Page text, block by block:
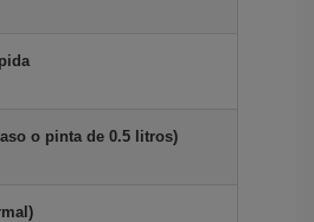
o pinta de 0.5 litros)